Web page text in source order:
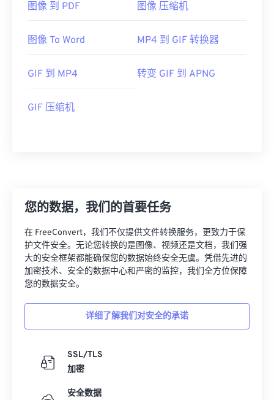
图像 到 PDF 图像 压缩机
图像 To Word MP4 到 GIF 转换器
GIF 到 MP4 转变 GIF 到 APNG
GIF 压缩机
您的数据，我们的首要任务
在 FreeConvert，我们不仅提供文件转换服务，更致力于保
护文件安全。无论您转换的是图像、视频还是文档，我们强
大的安全框架都能确保您的数据始终安全无虞。凭借先进的
加密技术、安全的数据中心和严密的监控，我们全方位保障
您的数据安全。
详细了解我们对安全的承诺
SSL/TLS
加密
安全数据